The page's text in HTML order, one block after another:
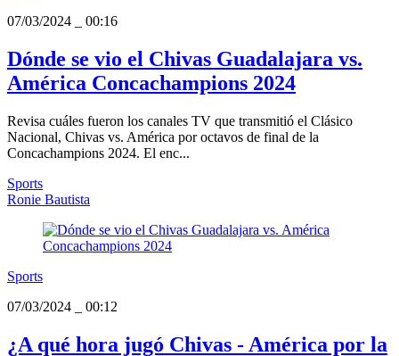
07/03/2024
00:16
Dónde se vio el Chivas Guadalajara vs.
América Concachampions 2024
Revisa cuáles fueron los canales TV que transmitió el Clásico
Nacional, Chivas vs. América por octavos de final de la
Concachampions 2024. El enc...
Sports
Ronie Bautista
Sports
07/03/2024
00:12
¿A qué hora jugó Chivas - América por la